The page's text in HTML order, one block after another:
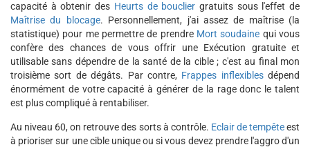
capacité à obtenir des Heurts de bouclier gratuits sous l'effet de
Maîtrise du blocage. Personnellement, j'ai assez de maîtrise (la
statistique) pour me permettre de prendre Mort soudaine qui vous
confère des chances de vous offrir une Exécution gratuite et
utilisable sans dépendre de la santé de la cible ; c'est au final mon
troisième sort de dégâts. Par contre, Frappes inflexiblesdépend
énormément de votre capacité à générer de la rage donc le talent
est plus compliqué à rentabiliser.
Au niveau 60, on retrouve des sorts à contrôle. Eclair de tempêteest
à prioriser sur une cible unique ou si vous devez prendre l'aggro d'un